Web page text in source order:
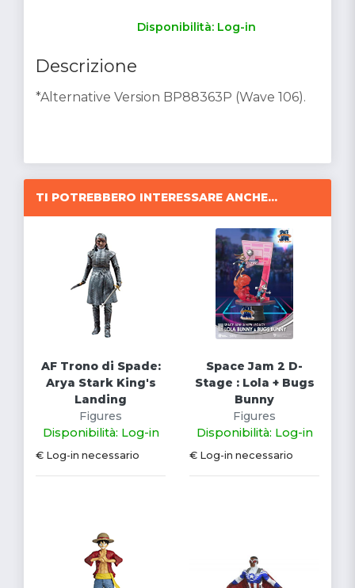
Disponibilità: Log-in
Descrizione
*Alternative Version BP88363P (Wave 106).
TI POTREBBERO INTERESSARE ANCHE...
AF Trono di Spade:
Arya Stark King's
Landing
Figures
Disponibilità: Log-in
€ Log-in necessario
Space Jam 2 D-
Stage : Lola + Bugs
Bunny
Figures
Disponibilità: Log-in
€ Log-in necessario